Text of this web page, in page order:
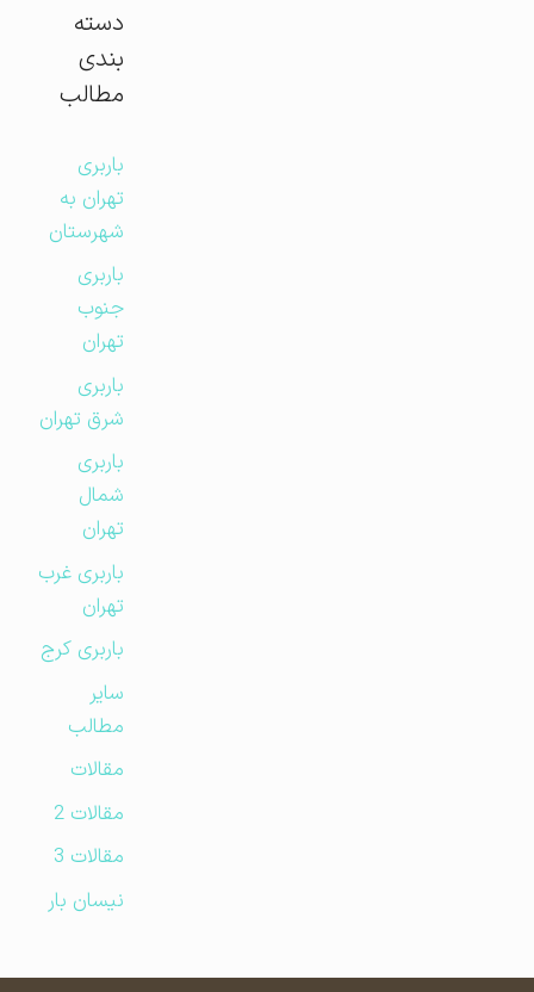
دسته
بندی
مطالب
باربری
تهران به
شهرستان
باربری
جنوب
تهران
باربری
شرق تهران
باربری
شمال
تهران
باربری غرب
تهران
باربری کرج
مطالب
مقالات
مقالات 2
مقالات 3
نیسان بار